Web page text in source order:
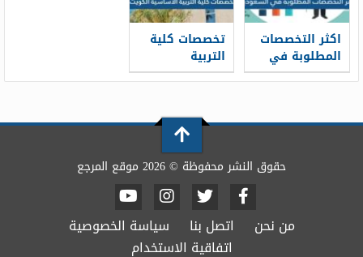
اكثر التخصصات
المطلوبة في
السعودية 2026
تخصصات كلية
التربية
الاساسية
حقوق النشر محفوظة © 2026 موقع المرجع
من نحن اتصل بنا
سياسة الخصوصية
اتفاقية الاستخدام